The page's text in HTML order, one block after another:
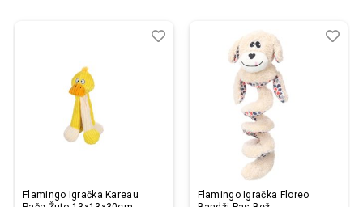
Flamingo Igračka Kareau
Dodaj
Uporedi
Flamingo Igračka Floreo